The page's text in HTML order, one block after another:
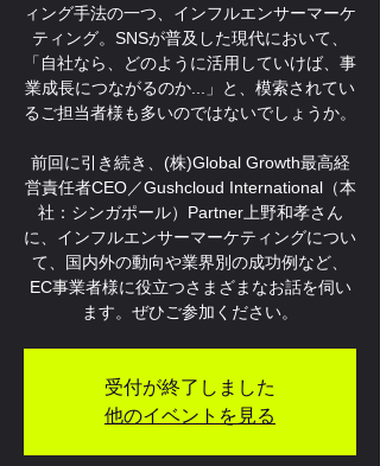
ィング手法の一つ、インフルエンサーマーケ
ティング。SNSが普及した現代において、
「自社なら、どのように活用していけば、事
業成長につながるのか...」と、模索されてい
るご担当者様も多いのではないでしょうか。
前回に引き続き、(株)Global Growth最高経
営責任者CEO／Gushcloud International（本
社：シンガポール）Partner上野和孝さん
に、インフルエンサーマーケティングについ
て、国内外の動向や業界別の成功例など、
EC事業者様に役立つさまざまなお話を伺い
ます。ぜひご参加ください。
受付が終了しました
他のイベントを見る